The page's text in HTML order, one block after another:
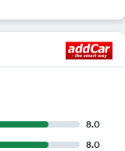
8.0
8.0